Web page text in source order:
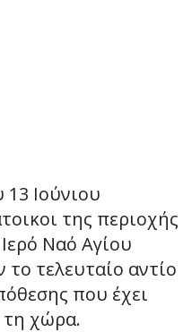
Ιούνιου
της περιοχής
Ναό Αγίου
τελευταίο αντίο
που έχει
τη χώρα.